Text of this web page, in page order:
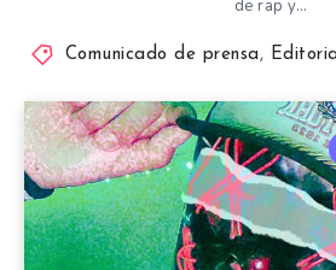
de rap y…
Comunicado de prensa,